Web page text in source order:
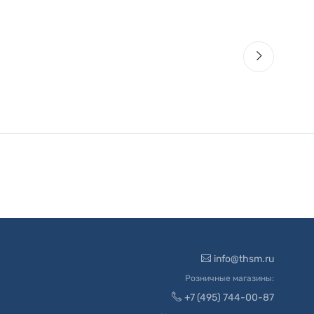
info@thsm.ru
Розничные магазины:
+7 (495) 744-00-87